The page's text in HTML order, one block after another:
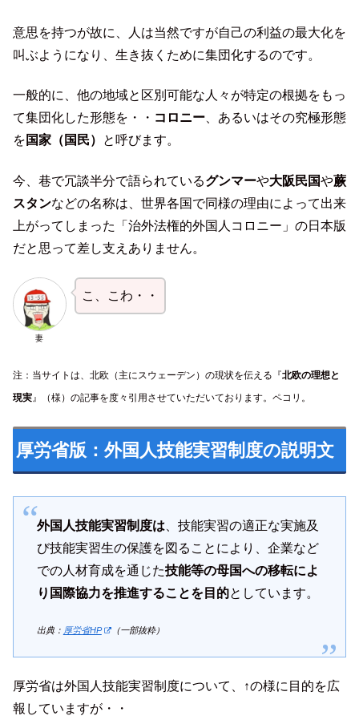
意思を持つが故に、人は当然ですが自己の利益の最大化を
叫ぶようになり、生き抜くために集団化するのです。
一般的に、他の地域と区別可能な人々が特定の根拠をもっ
て集団化した形態を・・ コロニー、あるいはその究極形態
を 国家（国民） と呼びます。
今、巷で冗談半分で語られているグンマーや大阪民国や蕨
スタンなどの名称は、世界各国で同様の理由によって出来
上がってしまった「治外法権的外国人コロニー」の日本版
だと思って差し支えありません。
妻
こ、こわ・・
注：当サイトは、北欧（主にスウェーデン）の現状を伝える『北欧の理想と
現実』（様）の記事を度々引用させていただいております。ペコリ。
厚労省版：外国人技能実習制度の説明文
外国人技能実習制度は 、技能実習の適正な実施及
び技能実習生の保護を図ることにより、企業など
での人材育成を通じた技能等の母国への移転によ
り国際協力を推進することを目的としています。
出典： 厚労省HP （一部抜粋）
厚労省は外国人技能実習制度について、↑の様に目的を広
報していますが・・